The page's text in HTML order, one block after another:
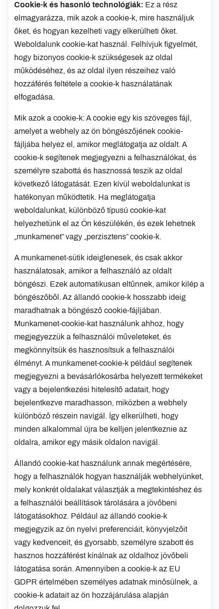
Cookie-k és hasonló technológiák: Ez a rész
elmagyarázza, mik azok a cookie-k, mire használjuk
őket, és hogyan kezelheti vagy elkerülheti őket.
Weboldalunk cookie-kat használ. Felhívjuk figyelmét,
hogy bizonyos cookie-k szükségesek az oldal
működéséhez, és az oldal ilyen részeihez való
hozzáférés feltétele a cookie-k használatának
elfogadása.
Mik azok a cookie-k: A cookie egy kis szöveges fájl,
amelyet a webhely az ön böngészőjének cookie-
fájljába helyez el, amikor meglátogatja az oldalt. A
cookie-k segítenek megjegyezni a felhasználókat, és
személyre szabottá és hasznossá teszik az oldal
következő látogatását. Ezen kívül weboldalunkat is
hatékonyan működtetik. Ha meglátogatja
weboldalunkat, különböző típusú cookie-kat
helyezhetünk el az Ön készülékén, és ezek lehetnek
„munkamenet” vagy „perzisztens” cookie-k.
A munkamenet-sütik ideiglenesek, és csak akkor
használatosak, amikor a felhasználó az oldalt
böngészi. Ezek automatikusan eltűnnek, amikor kilép a
böngészőből. Az állandó cookie-k hosszabb ideig
maradhatnak a böngésző cookie-fájljában.
Munkamenet-cookie-kat használunk ahhoz, hogy
megjegyezzük a felhasználói műveleteket, és
megkönnyítsük és hasznosítsuk a felhasználói
élményt. A munkamenet-cookie-k például segítenek
megjegyezni a bevásárlókosárba helyezett termékeket
vagy a bejelentkezési hitelesítő adatait, hogy
bejelentkezve maradhasson, miközben a webhely
különböző részein navigál. Így elkerülheti, hogy
minden alkalommal újra be kelljen jelentkeznie az
oldalra, amikor egy másik oldalon navigál.
Állandó cookie-kat használunk annak megértésére,
hogy a felhasználók hogyan használják webhelyünket,
mely konkrét oldalakat választják a megtekintéshez és
a felhasználói beállítások tárolására a jövőbeni
látogatásokhoz. Például az állandó cookie-k
megjegyzik az ön nyelvi preferenciáit, könyvjelzőit
vagy kedvenceit, és gyorsabb, személyre szabott és
hasznos hozzáférést kínálnak az oldalhoz jövőbeli
látogatása során. Amennyiben a cookie-k az EU
GDPR értelmében személyes adatnak minősülnek, a
cookie-k adatait az ön hozzájárulása alapján